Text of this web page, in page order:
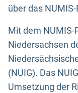
über das
Mit dem NUMIS-
Niedersachsen
(NUIG). Das
Umsetzung der